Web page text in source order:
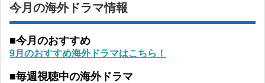
今月の海外ドラマ情報
■今月のおすすめ
9月のおすすめ海外ドラマはこちら！
■毎週視聴中の海外ドラマ